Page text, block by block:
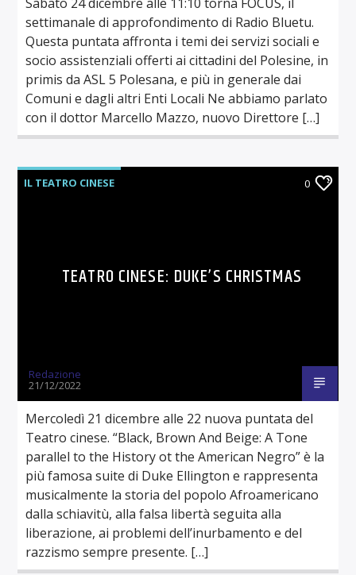
settimanale di approfondimento di Radio Bluetu.
Questa puntata affronta i temi dei servizi sociali e
socio assistenziali offerti ai cittadini del Polesine, in
primis da ASL 5 Polesana, e più in generale dai
Comuni e dagli altri Enti Locali Ne abbiamo parlato
con il dottor Marcello Mazzo, nuovo Direttore […]
IL TEATRO CINESE 0
TEATRO CINESE: DUKE’S CHRISTMAS
Redazione
21/12/2022
Mercoledì 21 dicembre alle 22 nuova puntata del
Teatro cinese. “Black, Brown And Beige: A Tone
parallel to the History ot the American Negro” è la
più famosa suite di Duke Ellington e rappresenta
musicalmente la storia del popolo Afroamericano
dalla schiavitù, alla falsa libertà seguita alla
liberazione, ai problemi dell’inurbamento e del
razzismo sempre presente. […]